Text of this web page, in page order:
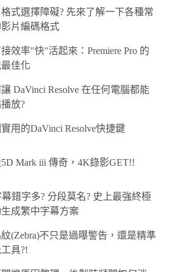
式選擇障礙? 先來了解一下各種常
影片編碼格式
效率"快"活起來：Premiere Pro 的
佳化
DaVinci Resolve 在任何電腦都能
放?
用的DaVinci Resolve快捷鍵
Mark iii 傳奇，4K錄影GET!!
錯字多? 分段莫名? 史上最強終極
生成繁中字幕方案
(Zebra)不只是過曝警告，還是精準
具?!